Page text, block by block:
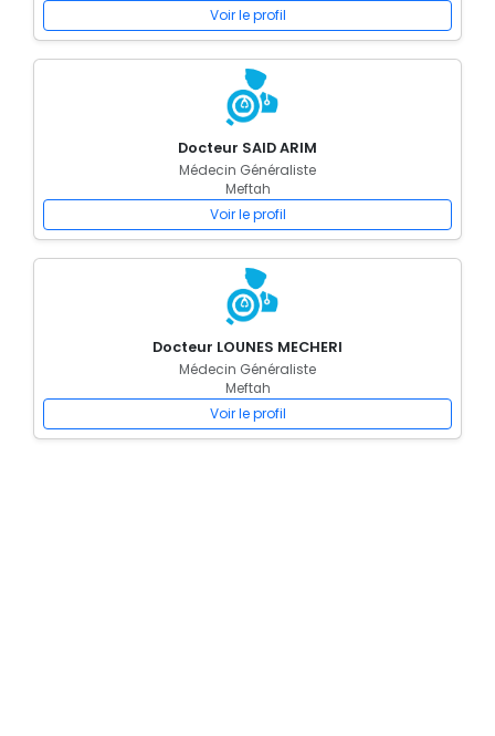
Voir le profil
Docteur SAID ARIM
Médecin Généraliste
Meftah
Voir le profil
Docteur LOUNES MECHERI
Médecin Généraliste
Meftah
Voir le profil